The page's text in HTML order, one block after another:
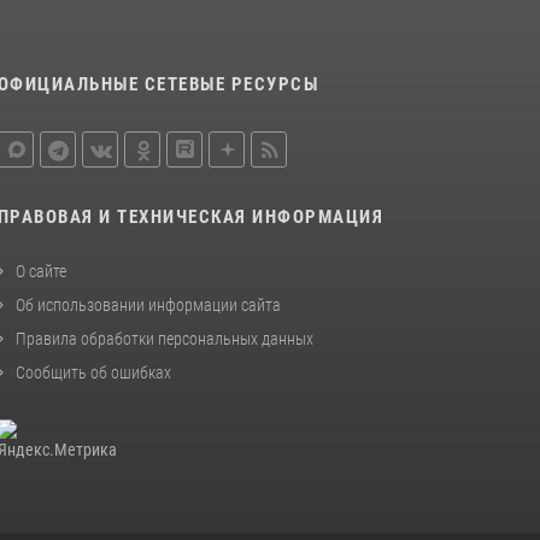
подозреваемую в краже
В Кирове и Кирово-Чепецке росгвардейцы
19 июля 2026, 07:00
СЕТЕВЫЕ РЕСУРСЫ
ПРАВОВАЯ И ТЕХНИЧЕСКАЯ ИНФОРМАЦИЯ
О сайте
Об использовании информации сайта
Правила обработки персональных данных
Сообщить об ошибках